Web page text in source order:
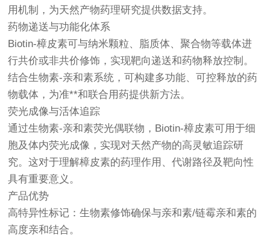
用机制，为天然产物药理研究提供数据支持。
药物递送与功能化体系
Biotin-樟皮素可与纳米颗粒、脂质体、聚合物等载体进
行共价或非共价修饰，实现靶向递送和药物释放控制。
结合生物素-亲和素系统，可构建多功能、可控释放的药
物载体，为准**和联合用药提供新方法。
荧光成像与活体追踪
通过生物素-亲和素荧光偶联物，Biotin-樟皮素可用于细
胞及体内荧光成像，实现对天然产物的高灵敏追踪研
究。这对于理解樟皮素的药理作用、代谢路径及靶向性
具有重要意义。
产品优势
高特异性标记：生物素修饰确保与亲和素/链霉亲和素的
高度亲和结合。